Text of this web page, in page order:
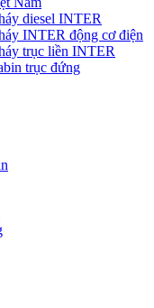
diesel INTER
INTER động cơ điện
trục liền INTER
trục đứng